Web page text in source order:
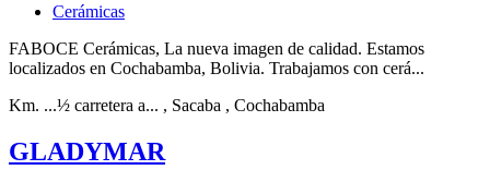
Cerámicas
FABOCE Cerámicas, La nueva imagen de calidad. Estamos
localizados en Cochabamba, Bolivia. Trabajamos con cerá...
Km. ...½ carretera a... , Sacaba , Cochabamba
GLADYMAR